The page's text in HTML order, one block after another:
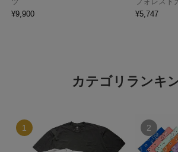
¥9,900
¥5,747
カテゴリランキ